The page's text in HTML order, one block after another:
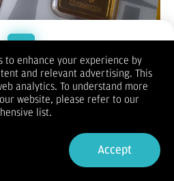
emas di Pegadaian hari ini
mengalami penurunan tipis.
berat 1 gram dibanderol Rp
kemarin. Sementara
2 gram, dipatok seharga Rp
dari Galeri-24 tidak mengalami
to Dupoin.
a Trusted Broker
Sign in
to enhance your experience by
and relevant advertising. This
analytics. To understand more
website, please refer to our
list.
Accept